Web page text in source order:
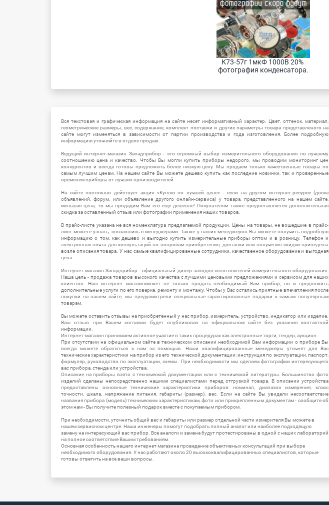
К73-57г 1мкФ 1000В 20%
фотография конденсатора.
Вся текстовая и графическая информация на сайте несет информативный характер. Цвет, оттенок, материал,
геометрические размеры, вес, содержание, комплект поставки и другие параметры товара представленого на
сайте могут изменяться в зависимости от партии производства и года изготовления. Более подробную
информацию уточняйте в отделе продаж.
Ведущий интернет-магазин Западприбор - это огромный выбор измерительного оборудования по лучшему
соотношению цена и качество. Чтобы Вы могли купить приборы недорого, мы проводим мониторинг цен
конкурентов и всегда готовы предложить более низкую цену. Мы продаем только качественные товары по
самым лучшим ценам. На нашем сайте Вы можете дешево купить как последние новинки, так и проверенные
временем приборы от лучших производителей.
На сайте постоянно действует акция «Куплю по лучшей цене» - если на другом интернет-ресурсе (доска
объявлений, форум, или объявление другого онлайн-сервиса) у товара, представленного на нашем сайте,
меньшая цена, то мы продадим Вам его еще дешевле! Покупателям также предоставляется дополнительная
скидка за оставленный отзыв или фотографии применения наших товаров.
В прайс-листе указана не вся номенклатура предлагаемой продукции. Цены на товары, не вошедшие в прайс-
лист можете узнать, связавшись с менеджерами. Также у наших менеджеров Вы можете получить подробную
информацию о том, как дешево и выгодно купить измерительные приборы оптом и в розницу. Телефон и
электронная почта для консультаций по вопросам приобретения, доставки или получения скидки приведены
возле описания товара. У нас самые квалифицированные сотрудники, качественное оборудование и выгодная
цена.
Интернет магазин Западприбор - официальный дилер заводов изготовителей измерительного оборудования.
Наша цель - продажа товаров высокого качества с лучшими ценовыми предложениями и сервисом для наших
клиентов. Наш интернет магазинможет не только продать необходимый Вам прибор, но и предложить
дополнительные услуги по его поверке, ремонту и монтажу. Чтобы у Вас остались приятные впечатления после
покупки на нашем сайте, мы предусмотрели специальные гарантированные подарки к самым популярным
товарам.
Вы можете оставить отзывы на приобретенный у нас прибор, измеритель, устройство, индикатор или изделие.
Ваш отзыв при Вашем согласии будет опубликован на официальном сайте без указания контактной
информации.
Интернет-магазин принимаем активное участие в таких процедурах как электронные торги, тендер, аукцион.
При отсутствии на официальном сайте в техническом описании необходимой Вам информации о приборе Вы
всегда можете обратиться к нам за помощью. Наши квалифицированные менеджеры уточнят для Вас
технические характеристики на прибор из его технической документации: инструкция по эксплуатации, паспорт,
формуляр, руководство по эксплуатации, схемы. При необходимости мы сделаем фотографии интересующего
вас прибора, стенда или устройства.
Описание на приборы взято с технической документации или с технической литературы. Большинство фото
изделий сделаны непосредственно нашими специалистами перед отгрузкой товара. В описании устройства
предоставлены основные технические характеристики приборов: номинал, диапазон измерения, класс
точности, шкала, напряжение питания, габариты (размер), вес. Если на сайте Вы увидели несоответствие
названия прибора (модель) техническим характеристикам, фото или прикрепленным документам - сообщите об
этом нам - Вы получите полезный подарок вместе с покупаемым прибором.
При необходимости, уточнить общий вес и габариты или размер отдельной части измерителя Вы можете в
нашем сервисном центре. Наши инженеры помогут подобрать полный аналог или наиболее подходящую
замену на интересующий вас прибор. Все аналоги и замена будут протестированы в одной с наших лабораторий
на полное соответствие Вашим требованиям.
Основная особенность нашего интернет магазина проведение объективных консультаций при выборе
необходимого оборудования. У нас работают около 20 высококвалифицированных специалистов, которые
готовы ответить на все ваши вопросы.